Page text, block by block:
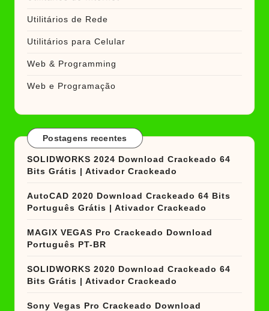
Utilitários de Rede
Utilitários para Celular
Web & Programming
Web e Programação
Postagens recentes
SOLIDWORKS 2024 Download Crackeado 64
Bits Grátis | Ativador Crackeado
AutoCAD 2020 Download Crackeado 64 Bits
Português Grátis | Ativador Crackeado
MAGIX VEGAS Pro Crackeado Download
Português PT-BR
SOLIDWORKS 2020 Download Crackeado 64
Bits Grátis | Ativador Crackeado
Sony Vegas Pro Crackeado Download